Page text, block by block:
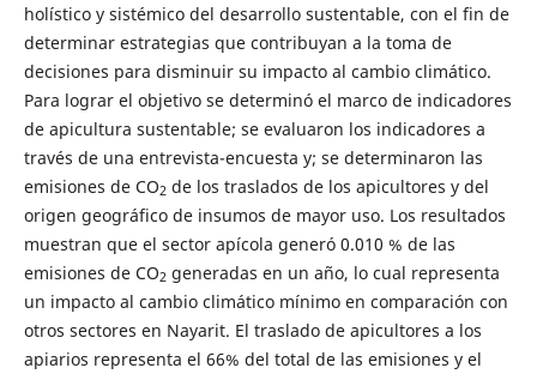
holístico y sistémico del desarrollo sustentable, con el fin de
determinar estrategias que contribuyan a la toma de
decisiones para disminuir su impacto al cambio climático.
Para lograr el objetivo se determinó el marco de indicadores
de apicultura sustentable; se evaluaron los indicadores a
través de una entrevista-encuesta y; se determinaron las
emisiones de CO2 de los traslados de los apicultores y del
origen geográfico de insumos de mayor uso. Los resultados
muestran que el sector apícola generó 0.010 % de las
emisiones de CO2 generadas en un año, lo cual representa
un impacto al cambio climático mínimo en comparación con
otros sectores en Nayarit. El traslado de apicultores a los
apiarios representa el 66% del total de las emisiones y el